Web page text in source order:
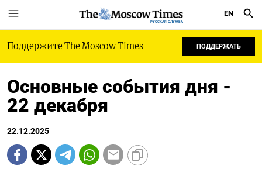
РУССКАЯ СЛУЖБА
EN
Поддержите The Moscow Times ПОДДЕРЖАТЬ
Основные события дня -
22 декабря
22.12.2025